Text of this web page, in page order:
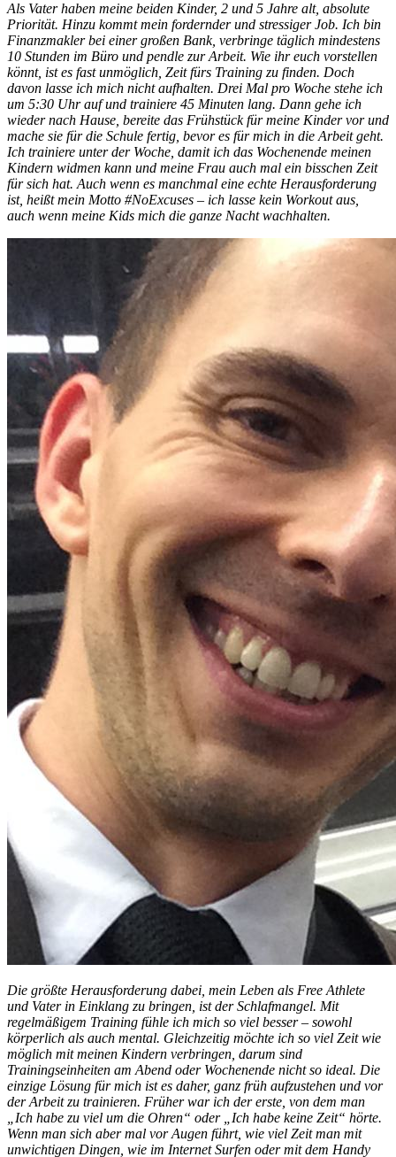
Als Vater haben meine beiden Kinder, 2 und 5 Jahre alt, absolute
Priorität. Hinzu kommt mein fordernder und stressiger Job. Ich bin
Finanzmakler bei einer großen Bank, verbringe täglich mindestens
10 Stunden im Büro und pendle zur Arbeit. Wie ihr euch vorstellen
könnt, ist es fast unmöglich, Zeit fürs Training zu finden. Doch
davon lasse ich mich nicht aufhalten. Drei Mal pro Woche stehe ich
um 5:30 Uhr auf und trainiere 45 Minuten lang. Dann gehe ich
wieder nach Hause, bereite das Frühstück für meine Kinder vor und
mache sie für die Schule fertig, bevor es für mich in die Arbeit geht.
Ich trainiere unter der Woche, damit ich das Wochenende meinen
Kindern widmen kann und meine Frau auch mal ein bisschen Zeit
für sich hat. Auch wenn es manchmal eine echte Herausforderung
ist, heißt mein Motto #NoExcuses – ich lasse kein Workout aus,
auch wenn meine Kids mich die ganze Nacht wachhalten.
Die größte Herausforderung dabei, mein Leben als Free Athlete
und Vater in Einklang zu bringen, ist der Schlafmangel. Mit
regelmäßigem Training fühle ich mich so viel besser – sowohl
körperlich als auch mental. Gleichzeitig möchte ich so viel Zeit wie
möglich mit meinen Kindern verbringen, darum sind
Trainingseinheiten am Abend oder Wochenende nicht so ideal. Die
einzige Lösung für mich ist es daher, ganz früh aufzustehen und vor
der Arbeit zu trainieren. Früher war ich der erste, von dem man
„Ich habe zu viel um die Ohren“ oder „Ich habe keine Zeit“ hörte.
Wenn man sich aber mal vor Augen führt, wie viel Zeit man mit
unwichtigen Dingen, wie im Internet Surfen oder mit dem Handy